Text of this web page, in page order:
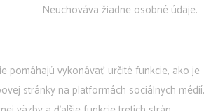
Neuchováva žiadne osobné údaje.
pomáhajú vykonávať určité funkcie, ako je
stránky na platformách sociálnych médií,